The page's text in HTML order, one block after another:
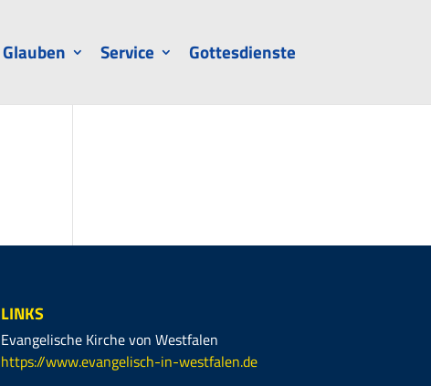
Glauben Service Gottesdienste
LINKS
Evangelische Kirche von Westfalen
https://www.evangelisch-in-westfalen.de